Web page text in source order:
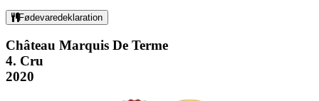
Fødevaredeklaration
Château Marquis De Terme
4. Cru
2020